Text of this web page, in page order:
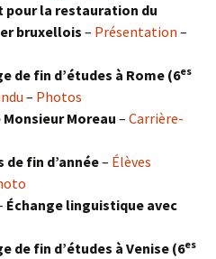
pour la restauration du
bruxellois – Présentation –
de fin d’études à Rome (6es
– Photos
Monsieur Moreau – Carrière-
de fin d’année– Élèves
Échange linguistique avec
de fin d’études à Venise (6es